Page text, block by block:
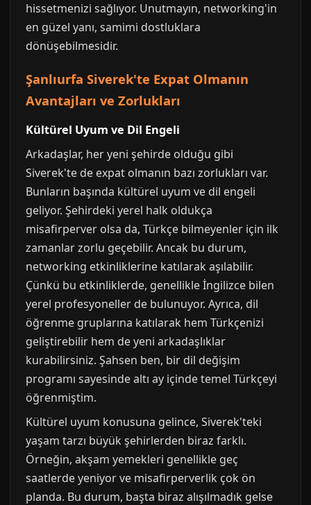
hissetmenizi sağlıyor. Unutmayın, networking'in
en güzel yanı, samimi dostluklara
dönüşebilmesidir.
Şanlıurfa Siverek'te Expat Olmanın
Avantajları ve Zorlukları
Kültürel Uyum ve Dil Engeli
Arkadaşlar, her yeni şehirde olduğu gibi
Siverek'te de expat olmanın bazı zorlukları var.
Bunların başında kültürel uyum ve dil engeli
geliyor. Şehirdeki yerel halk oldukça
misafirperver olsa da, Türkçe bilmeyenler için ilk
zamanlar zorlu geçebilir. Ancak bu durum,
networking etkinliklerine katılarak aşılabilir.
Çünkü bu etkinliklerde, genellikle İngilizce bilen
yerel profesyoneller de bulunuyor. Ayrıca, dil
öğrenme gruplarına katılarak hem Türkçenizi
geliştirebilir hem de yeni arkadaşlıklar
kurabilirsiniz. Şahsen ben, bir dil değişim
programı sayesinde altı ay içinde temel Türkçeyi
öğrenmiştim.
Kültürel uyum konusuna gelince, Siverek'teki
yaşam tarzı büyük şehirlerden biraz farklı.
Örneğin, akşam yemekleri genellikle geç
saatlerde yeniyor ve misafirperverlik çok ön
planda. Bu durum, başta biraz alışılmadık gelse